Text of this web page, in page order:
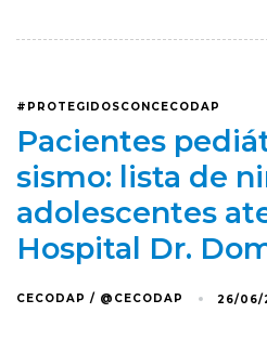
#PROTEGIDOSCONCECODAP
Pacientes
sismo: lista de
adolescentes
Hospital Dr.
CECODAP / @CECODAP 26/06/